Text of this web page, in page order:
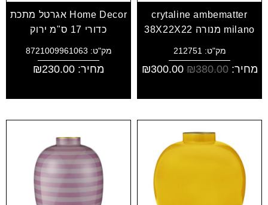
crytaline ambematter
milano מנורה 38X22X22
מק"ט: 212751
מחיר: ₪380.00
₪300.00
Home Decor אגרטל מתכת
כדורי 17 ס"מ ירוק
מק"ט: 8721009961063
מחיר: ₪230.00